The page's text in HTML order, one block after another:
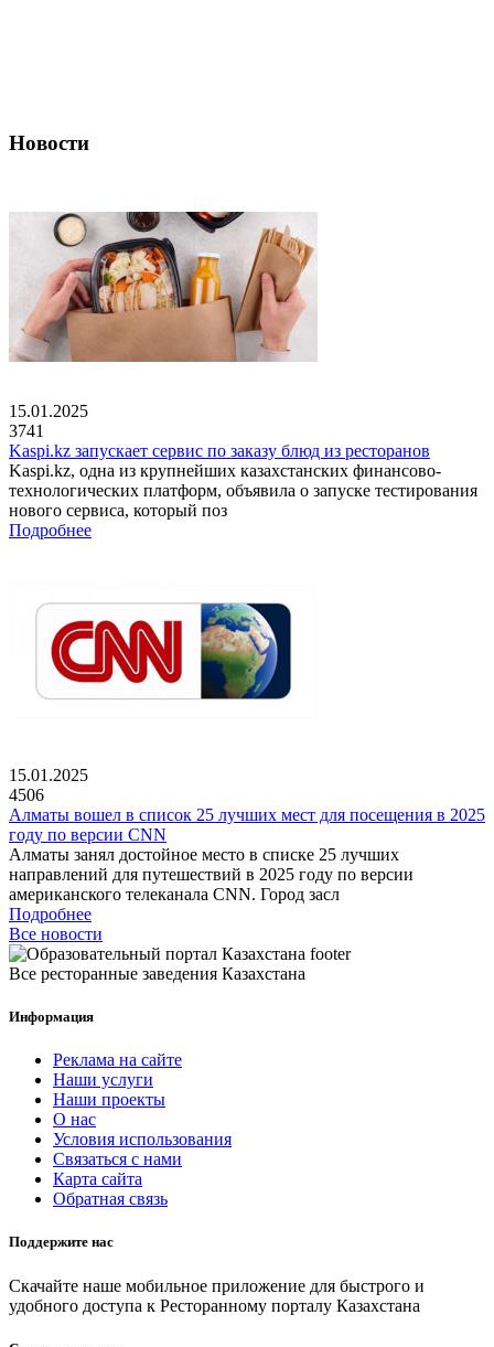
Новости
15.01.2025
3741
Kaspi.kz запускает сервис по заказу блюд из ресторанов
Kaspi.kz, одна из крупнейших казахстанских финансово-
технологических платформ, объявила о запуске тестирования
нового сервиса, который поз
Подробнее
15.01.2025
4506
Алматы вошел в список 25 лучших мест для посещения в 2025
году по версии CNN
Алматы занял достойное место в списке 25 лучших
направлений для путешествий в 2025 году по версии
американского телеканала CNN. Город засл
Подробнее
Все новости
Все ресторанные заведения Казахстана
Информация
Реклама на сайте
Наши услуги
Наши проекты
О нас
Условия использования
Связаться с нами
Карта сайта
Обратная связь
Поддержите нас
Скачайте наше мобильное приложение для быстрого и
удобного доступа к Ресторанному порталу Казахстана